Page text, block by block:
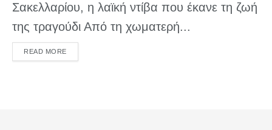
Σακελλαρίου, η λαϊκή ντίβα που έκανε τη ζωή
της τραγούδι Από τη χωματερή...
READ MOREDETAILS